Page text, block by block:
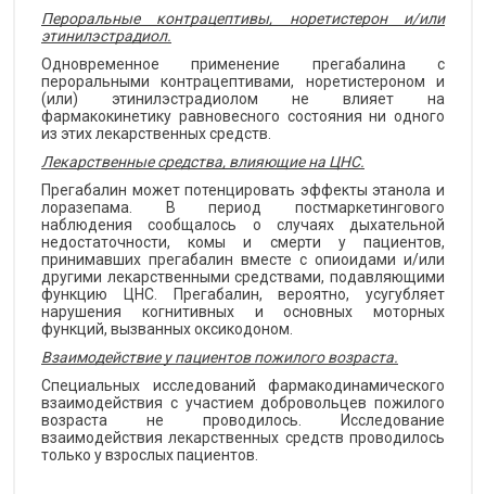
Пероральные контрацептивы, норетистерон и/или
этинилэстрадиол.
Одновременное применение прегабалина с
пероральными контрацептивами, норетистероном и
(или) этинилэстрадиолом не влияет на
фармакокинетику равновесного состояния ни одного
из этих лекарственных средств.
Лекарственные средства, влияющие на ЦНС.
Прегабалин может потенцировать эффекты этанола и
лоразепама. В период постмаркетингового
наблюдения сообщалось о случаях дыхательной
недостаточности, комы и смерти у пациентов,
принимавших прегабалин вместе с опиоидами и/или
другими лекарственными средствами, подавляющими
функцию ЦНС. Прегабалин, вероятно, усугубляет
нарушения когнитивных и основных моторных
функций, вызванных оксикодоном.
Взаимодействие у пациентов пожилого возраста.
Специальных исследований фармакодинамического
взаимодействия с участием добровольцев пожилого
возраста не проводилось. Исследование
взаимодействия лекарственных средств проводилось
только у взрослых пациентов.